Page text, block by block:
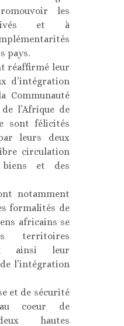
les
privés et à
pays.
réaffirmé leur
d’intégration
Communauté
l’Afrique de
sont félicités
leurs deux
circulation
biens et des
notamment
formalités de
africains se
territoires
ainsi leur
l’intégration
et de sécurité
coeur de
hautes